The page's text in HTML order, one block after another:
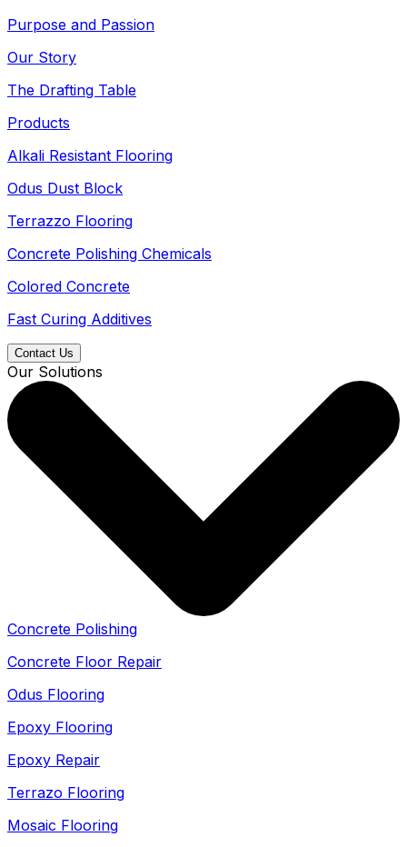
Purpose and Passion
Our Story
The Drafting Table
Products
Alkali Resistant Flooring
Odus Dust Block
Terrazzo Flooring
Concrete Polishing Chemicals
Colored Concrete
Fast Curing Additives
Contact Us
Our Solutions
Concrete Polishing
Concrete Floor Repair
Odus Flooring
Epoxy Flooring
Epoxy Repair
Terrazo Flooring
Mosaic Flooring